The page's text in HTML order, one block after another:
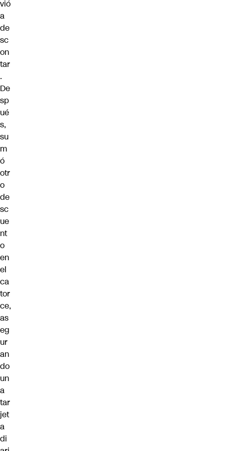
vió
a
de
sc
on
tar
.
De
sp
ué
s,
su
m
ó
otr
o
de
sc
ue
nt
o
en
el
ca
tor
ce,
as
eg
ur
an
do
un
a
tar
jet
a
di